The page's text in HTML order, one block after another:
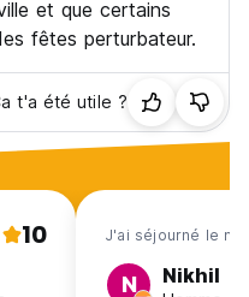
et que certains
fêtes perturbateur.
t'a été utile ?
10 J'ai séjourné le
N Nikhil